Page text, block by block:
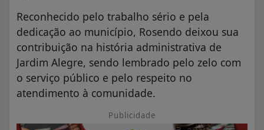
Reconhecido pelo trabalho sério e pela
dedicação ao município, Rosendo deixou sua
contribuição na história administrativa de
Jardim Alegre, sendo lembrado pelo zelo com
o serviço público e pelo respeito no
atendimento à comunidade.
Publicidade